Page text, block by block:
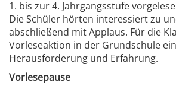
1. bis zur 4. Jahrgangsstufe
Die Schüler hörten interessiert zu
abschließend mit Applaus. Für die
Vorleseaktion in der Grundschule
Herausforderung und Erfahrung.
Vorlesepause